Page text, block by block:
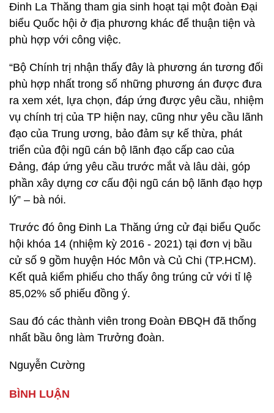
Đinh La Thăng tham gia sinh hoạt tại một đoàn Đại
biểu Quốc hội ở địa phương khác để thuận tiện và
phù hợp với công việc.
“Bộ Chính trị nhận thấy đây là phương án tương đối
phù hợp nhất trong số những phương án được đưa
ra xem xét, lựa chọn, đáp ứng được yêu cầu, nhiệm
vụ chính trị của TP hiện nay, cũng như yêu cầu lãnh
đạo của Trung ương, bảo đảm sự kế thừa, phát
triển của đội ngũ cán bộ lãnh đạo cấp cao của
Đảng, đáp ứng yêu cầu trước mắt và lâu dài, góp
phần xây dựng cơ cấu đội ngũ cán bộ lãnh đạo hợp
lý” – bà nói.
Trước đó ông Đinh La Thăng ứng cử đại biểu Quốc
hội khóa 14 (nhiệm kỳ 2016 - 2021) tại đơn vị bầu
cử số 9 gồm huyện Hóc Môn và Củ Chi (TP.HCM).
Kết quả kiểm phiếu cho thấy ông trúng cử với tỉ lệ
85,02% số phiếu đồng ý.
Sau đó các thành viên trong Đoàn ĐBQH đã thống
nhất bầu ông làm Trưởng đoàn.
Nguyễn Cường